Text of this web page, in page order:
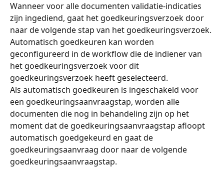
Wanneer voor alle documenten validatie-indicaties
zijn ingediend, gaat het goedkeuringsverzoek door
naar de volgende stap van het goedkeuringsverzoek.
Automatisch goedkeuren kan worden
geconfigureerd in de workflow die de indiener van
het goedkeuringsverzoek voor dit
goedkeuringsverzoek heeft geselecteerd.
Als automatisch goedkeuren is ingeschakeld voor
een goedkeuringsaanvraagstap, worden alle
documenten die nog in behandeling zijn op het
moment dat de goedkeuringsaanvraagstap afloopt
automatisch goedgekeurd en gaat de
goedkeuringsaanvraag door naar de volgende
goedkeuringsaanvraagstap.